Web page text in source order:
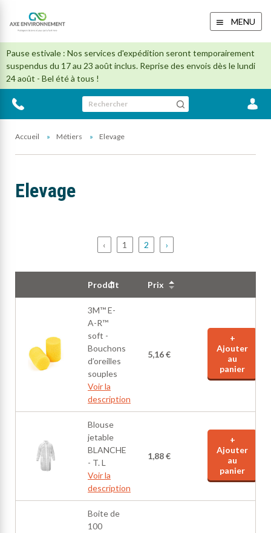
Pause estivale : Nos services d'expédition seront temporairement
suspendus du 17 au 23 août inclus. Reprise des envois dès le lundi
24 août - Bel été à tous !
MENU
Rechercher
Accueil Métiers Elevage
Elevage
‹ 1 2 ›
Produit Prix
3M™ E-
A-R™
soft -
Bouchons
d’oreilles
souples
Voir la
description
5,16 €
+
Ajouter
au
panier
Blouse
jetable
BLANCHE
- T. L
Voir la
description
1,88 €
+
Ajouter
au
panier
Boite de
100